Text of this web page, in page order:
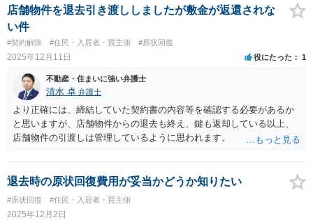
とりあえず元妻に事情を話して婚姻時の分担ということで半分請求し
てみてはいかがでしょうか。
店舗物件を退去引き渡ししましたが敷金が返還されな
い件
#契約解除 #住民・入居者・買主側 #原状回復
2025年12月11日 役にたった 1
不動産・住まいに強い弁護士
清水 卓 弁護士
より正確には、締結していた契約書の内容等を確認する必要があるか
と思いますが、店舗物件からの退去も終え、鍵も返却している以上、
店舗物件の引渡しは管理しているように思われます。 そして、賃貸
を行うことも法律的に可能ではないかと思われます。 ご自身での対
応が難しそうであれば、お手もとにある契約書等の契約関係書類を持
参の上、お住まいの地域の法律事務所•弁護士に相談してみることもご
検討ください。
退去時の原状回復費用が妥当かどうか知りたい
#原状回復 #住民・入居者・買主側
2025年12月2日